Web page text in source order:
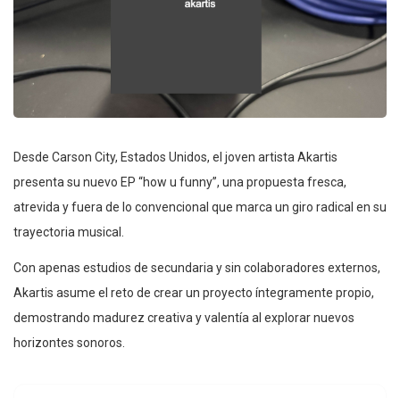
Desde Carson City, Estados Unidos, el joven artista Akartis
presenta su nuevo EP “how u funny”, una propuesta fresca,
atrevida y fuera de lo convencional que marca un giro radical en su
trayectoria musical.
Con apenas estudios de secundaria y sin colaboradores externos,
Akartis asume el reto de crear un proyecto íntegramente propio,
demostrando madurez creativa y valentía al explorar nuevos
horizontes sonoros.